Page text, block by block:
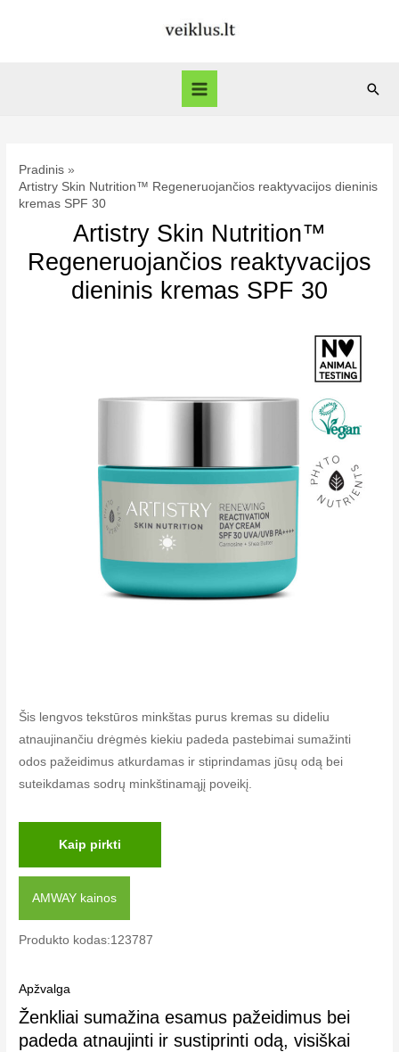
Main
Pradinis
Artistry Skin Nutrition™ Regeneruojančios reaktyvacijos dieninis
kremas SPF 30
Artistry Skin Nutrition™
Regeneruojančios reaktyvacijos
dieninis kremas SPF 30
Šis lengvos tekstūros minkštas purus kremas su dideliu
atnaujinančiu drėgmės kiekiu padeda pastebimai sumažinti
odos pažeidimus atkurdamas ir stiprindamas jūsų odą bei
suteikdamas sodrų minkštinamąjį poveikį.
Kaip pirkti
AMWAY kainos
Produkto kodas:123787
Apžvalga
Ženkliai sumažina esamus pažeidimus bei
padeda atnaujinti ir sustiprinti odą, visiškai